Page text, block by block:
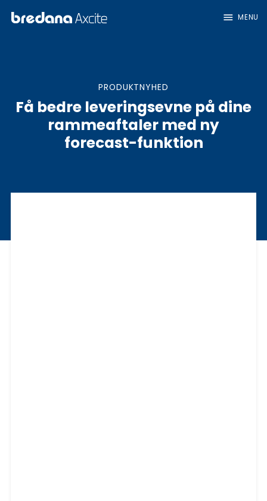
menu MENU
PRODUKTNYHED
Få bedre leveringsevne på dine
rammeaftaler med ny
forecast-funktion